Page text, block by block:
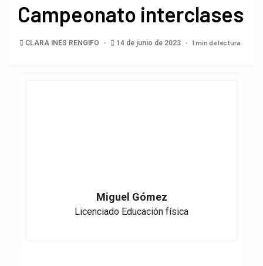
Campeonato interclases
CLARA INÉS RENGIFO 14 de junio de 2023 1 min de lectura
Miguel Gómez
Licenciado Educación física